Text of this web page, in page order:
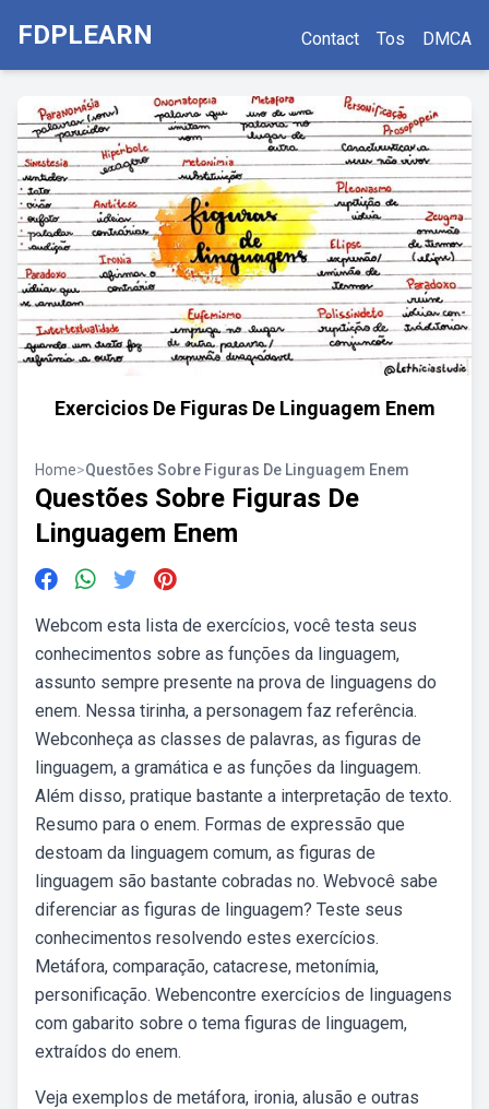
FDPLEARN Contact Tos DMCA
Exercicios De Figuras De Linguagem Enem
Home>Questões Sobre Figuras De Linguagem Enem
Questões Sobre Figuras De
Linguagem Enem
Webcom esta lista de exercícios, você testa seus
conhecimentos sobre as funções da linguagem,
assunto sempre presente na prova de linguagens do
enem. Nessa tirinha, a personagem faz referência.
Webconheça as classes de palavras, as figuras de
linguagem, a gramática e as funções da linguagem.
Além disso, pratique bastante a interpretação de texto.
Resumo para o enem. Formas de expressão que
destoam da linguagem comum, as figuras de
linguagem são bastante cobradas no. Webvocê sabe
diferenciar as figuras de linguagem? Teste seus
conhecimentos resolvendo estes exercícios.
Metáfora, comparação, catacrese, metonímia,
personificação. Webencontre exercícios de linguagens
com gabarito sobre o tema figuras de linguagem,
extraídos do enem.
Veja exemplos de metáfora, ironia, alusão e outras